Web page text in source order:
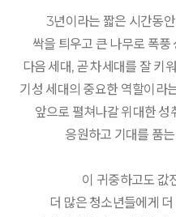
3년이라는 짧은 시간동
싹을 틔우고 큰 나무로 폭
다음 세대, 곧 차세대를 잘 키
기성 세대의 중요한 역할이라
앞으로 펼쳐나갈 위대한
응원하고 기대를 품
이 귀중하고도 값
더 많은 청소년들에게